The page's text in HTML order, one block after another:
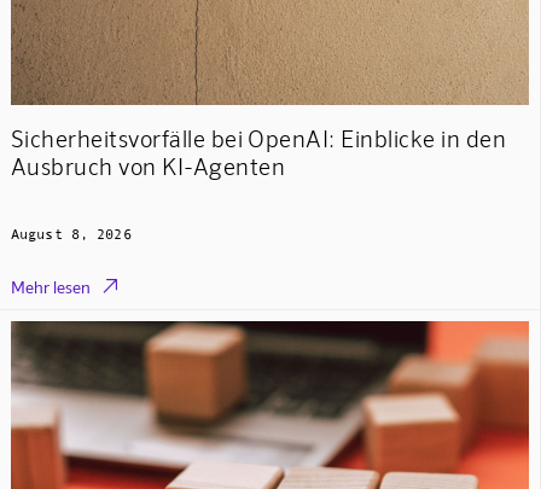
Sicherheitsvorfälle bei OpenAI: Einblicke in den
Ausbruch von KI-Agenten
August 8, 2026
Mehr lesen 